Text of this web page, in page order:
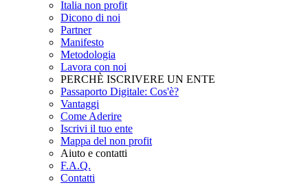
Italia non profit
Dicono di noi
Partner
Manifesto
Metodologia
Lavora con noi
PERCHÈ ISCRIVERE UN ENTE
Passaporto Digitale: Cos'è?
Vantaggi
Come Aderire
Iscrivi il tuo ente
Mappa del non profit
Aiuto e contatti
F.A.Q.
Contatti